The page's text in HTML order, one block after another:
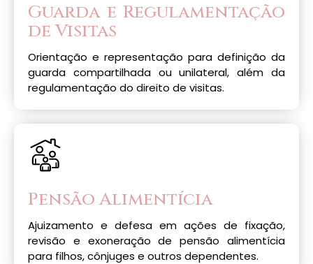
Guarda e Regulamentação
de Visitas
Orientação e representação para definição da
guarda compartilhada ou unilateral, além da
regulamentação do direito de visitas.
Pensão Alimentícia
Ajuizamento e defesa em ações de fixação,
revisão e exoneração de pensão alimentícia
para filhos, cônjuges e outros dependentes.